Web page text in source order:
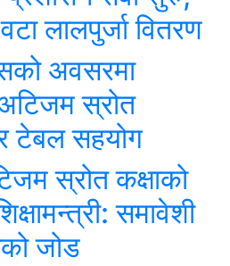
लालपुर्जा वितरण
अवसरमा
स्रोत
र टेबल सहयोग
स्रोत कक्षाको
समावेशी
जोड